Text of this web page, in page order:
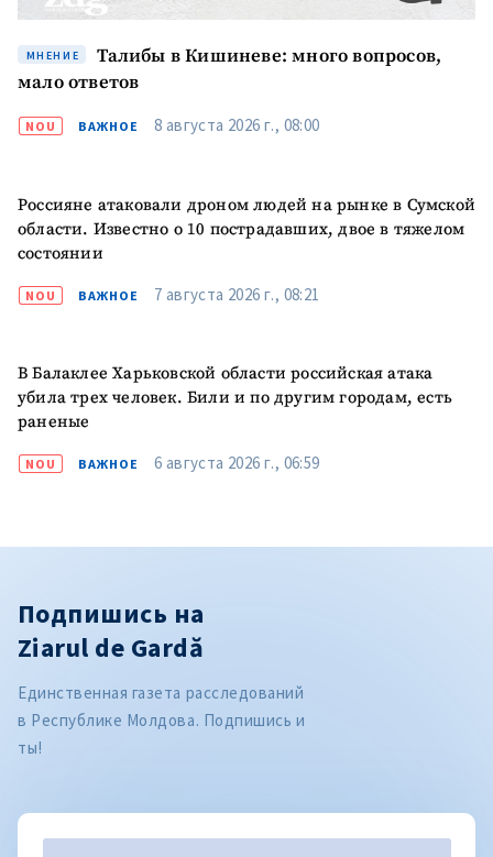
МНЕНИЕ
Талибы в Кишиневе: много вопросов,
мало ответов
NOU ВАЖНОЕ 8 августа 2026 г., 08:00
Россияне атаковали дроном людей на рынке в Сумской
области. Известно о 10 пострадавших, двое в тяжелом
состоянии
NOU ВАЖНОЕ 7 августа 2026 г., 08:21
В Балаклее Харьковской области российская атака
убила трех человек. Били и по другим городам, есть
раненые
NOU ВАЖНОЕ 6 августа 2026 г., 06:59
Подпишись на
Ziarul de Gardă
Единственная газета расследований
в Республике Молдова. Подпишись и
ты!